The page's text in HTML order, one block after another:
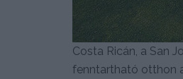
Costa Ricán, a San
fenntartható otthon